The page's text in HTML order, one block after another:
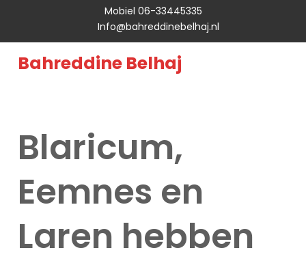
Mobiel 06-33445335
Info@bahreddinebelhaj.nl
Bahreddine Belhaj
Blaricum,
Eemnes en
Laren hebben